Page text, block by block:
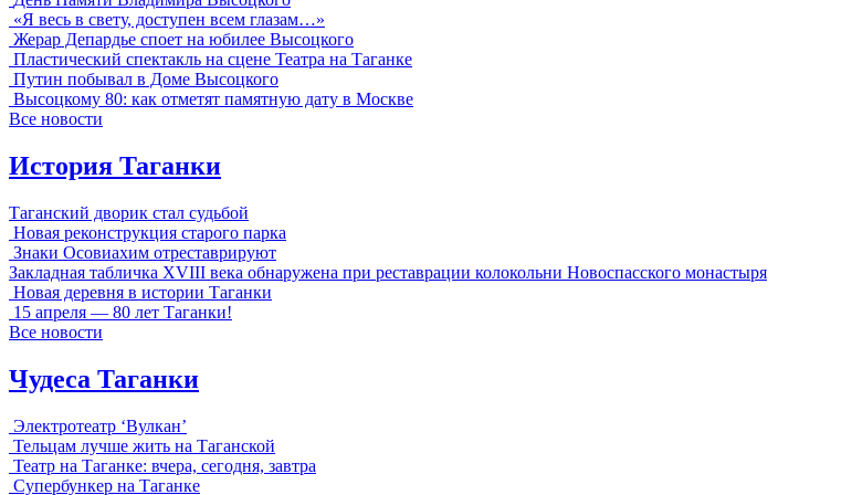
«Я весь в свету, доступен всем глазам…»
Жерар Депардье споет на юбилее Высоцкого
Пластический спектакль на сцене Театра на Таганке
Путин побывал в Доме Высоцкого
Высоцкому 80: как отметят памятную дату в Москве
Все новости
История Таганки
Таганский дворик стал судьбой
Новая реконструкция старого парка
Знаки Осовиахим отреставрируют
Закладная табличка XVIII века обнаружена при реставрации колокольни Новоспасского монастыря
Новая деревня в истории Таганки
15 апреля — 80 лет Таганки!
Все новости
Чудеса Таганки
Электротеатр ‘Вулкан’
Тельцам лучше жить на Таганской
Театр на Таганке: вчера, сегодня, завтра
Супербункер на Таганке